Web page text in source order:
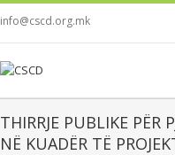
info@cscd.org.mk
THIRRJE PUBLIKE PËR
NË KUADËR TË